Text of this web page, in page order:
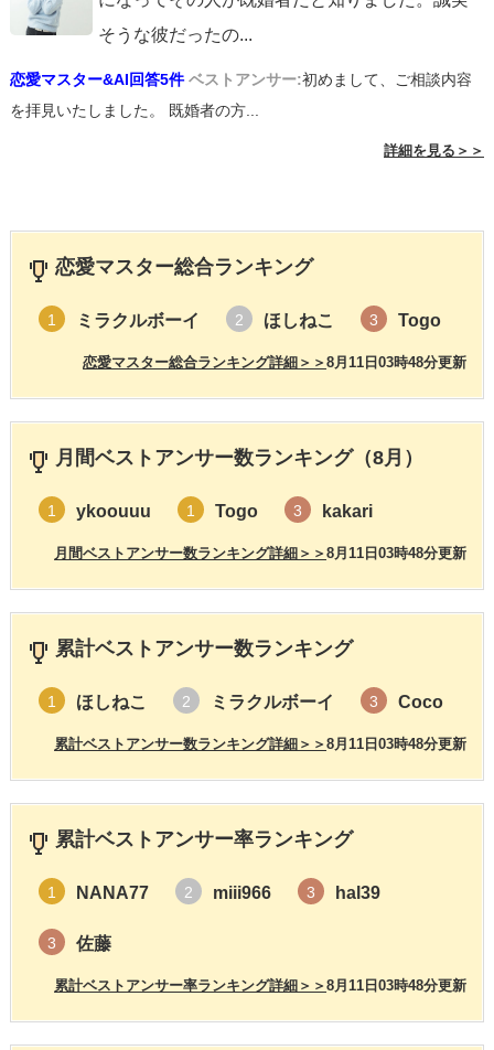
そうな彼だったの...
恋愛マスター&AI回答5件 ベストアンサー:初めまして、ご相談内容
を拝見いたしました。 既婚者の方...
詳細を見る＞＞
恋愛マスター総合ランキング
1 ミラクルボーイ 2 ほしねこ 3 Togo
8月11日03時48分更新
恋愛マスター総合ランキング詳細＞＞
月間ベストアンサー数ランキング（8月）
1 ykoouuu 1 Togo 3 kakari
8月11日03時48分更新
月間ベストアンサー数ランキング詳細＞＞
累計ベストアンサー数ランキング
1 ほしねこ 2 ミラクルボーイ 3 Coco
8月11日03時48分更新
累計ベストアンサー数ランキング詳細＞＞
累計ベストアンサー率ランキング
1 NANA77 2 miii966 3 hal39
3 佐藤
8月11日03時48分更新
累計ベストアンサー率ランキング詳細＞＞